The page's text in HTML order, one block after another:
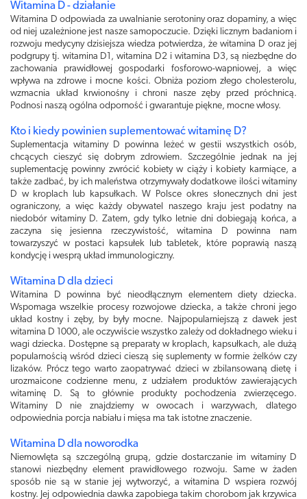
Witamina D - działanie
Witamina D odpowiada za uwalnianie serotoniny oraz dopaminy, a więc
od niej uzależnione jest nasze samopoczucie. Dzięki licznym badaniom i
rozwoju medycyny dzisiejsza wiedza potwierdza, że witamina D oraz jej
podgrupy tj. witamina D1, witamina D2 i witamina D3, są niezbędne do
zachowania prawidłowej gospodarki fosforowo-wapniowej, a więc
wpływa na zdrowe i mocne kości. Obniża poziom złego cholesterolu,
wzmacnia układ krwionośny i chroni nasze zęby przed próchnicą.
Podnosi naszą ogólna odporność i gwarantuje piękne, mocne włosy.
Kto i kiedy powinien suplementować witaminę D?
Suplementacja witaminy D powinna leżeć w gestii wszystkich osób,
chcących cieszyć się dobrym zdrowiem. Szczególnie jednak na jej
suplementację powinny zwrócić kobiety w ciąży i kobiety karmiące, a
także zadbać, by ich maleństwa otrzymywały dodatkowe ilości witaminy
D w kroplach lub kapsułkach. W Polsce okres słonecznych dni jest
ograniczony, a więc każdy obywatel naszego kraju jest podatny na
niedobór witaminy D. Zatem, gdy tylko letnie dni dobiegają końca, a
zaczyna się jesienna rzeczywistość, witamina D powinna nam
towarzyszyć w postaci kapsułek lub tabletek, które poprawią naszą
kondycję i wesprą układ immunologiczny.
Witamina D dla dzieci
Witamina D powinna być nieodłącznym elementem diety dziecka.
Wspomaga wszelkie procesy rozwojowe dziecka, a także chroni jego
układ kostny i zęby, by były mocne. Najpopularniejszą z dawek jest
witamina D 1000, ale oczywiście wszystko zależy od dokładnego wieku i
wagi dziecka. Dostępne są preparaty w kroplach, kapsułkach, ale dużą
popularnością wśród dzieci cieszą się suplementy w formie żelków czy
lizaków. Prócz tego warto zaopatrywać dzieci w zbilansowaną dietę i
urozmaicone codzienne menu, z udziałem produktów zawierających
witaminę D. Są to głównie produkty pochodzenia zwierzęcego.
Witaminy D nie znajdziemy w owocach i warzywach, dlatego
odpowiednia porcja nabiału i mięsa ma tak istotne znaczenie.
Witamina D dla noworodka
Niemowlęta są szczególną grupą, gdzie dostarczanie im witaminy D
stanowi niezbędny element prawidłowego rozwoju. Same w żaden
sposób nie są w stanie jej wytworzyć, a witamina D wspiera rozwój
kostny. Jej odpowiednia dawka zapobiega takim chorobom jak krzywica